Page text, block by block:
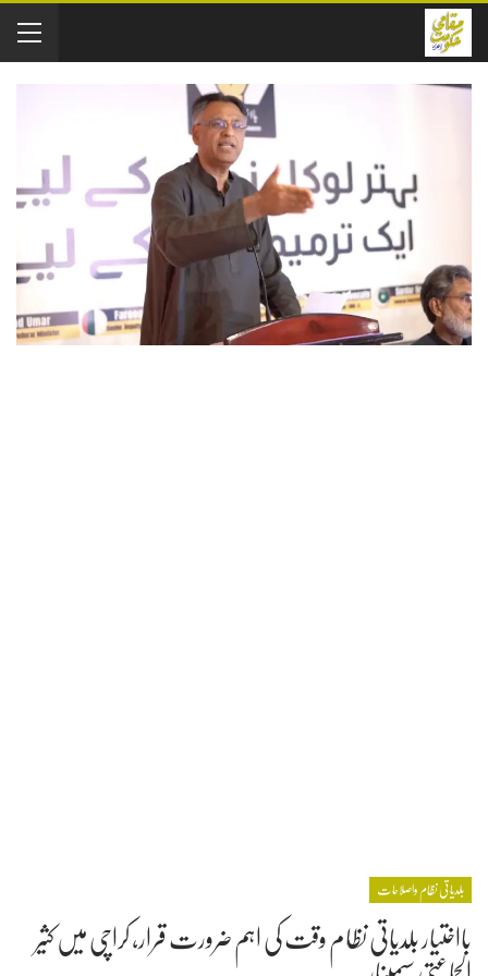
بلدیاتی نظام واصلاحات
بااختیار بلدیاتی نظام وقت کی اہم ضرورت قرار، کراچی میں کثیر